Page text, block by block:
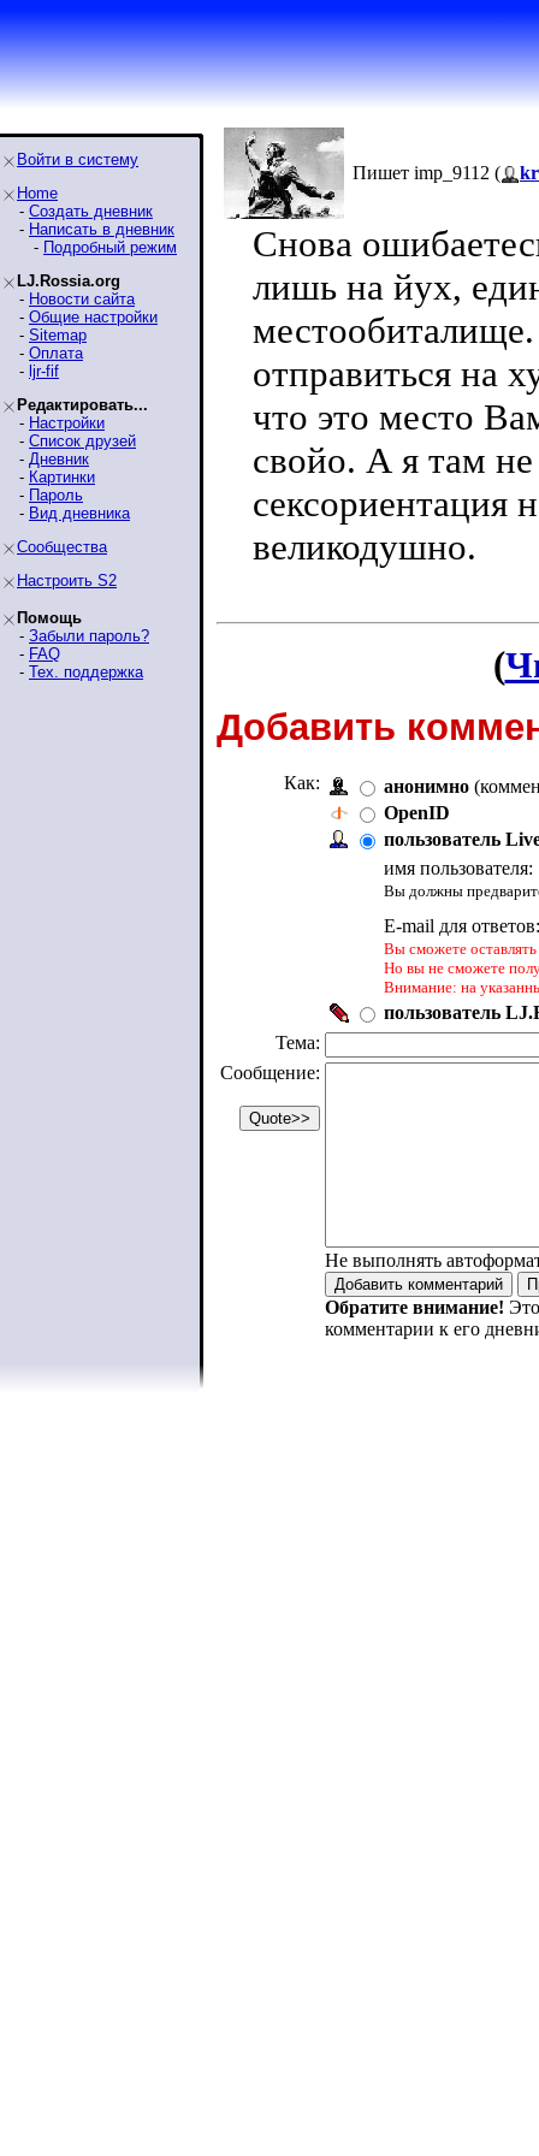
Войти в систему
Home
- Создать дневник
- Написать в дневник
- Подробный режим
LJ.Rossia.org
- Новости сайта
- Общие настройки
- Sitemap
- Оплата
- ljr-fif
Редактировать...
- Настройки
- Список друзей
- Дневник
- Картинки
- Пароль
- Вид дневника
Сообщества
Настроить S2
Помощь
- Забыли пароль?
- FAQ
- Тех. поддержка
Пишет imp_9112 (
Снова
лишь на йух,
отправиться на
что это место
свойо. А я там
сексориентация
великодушно.
(
Добавить
Как: анонимно
OpenID
пользователь
имя пользователя:
Вы должны
E-mail для
Вы сможете
Но вы не сможете
Внимание: на
пользователь
Тема:
Сообщение:
Не выполнять
Обратите внимание!
комментарии к его